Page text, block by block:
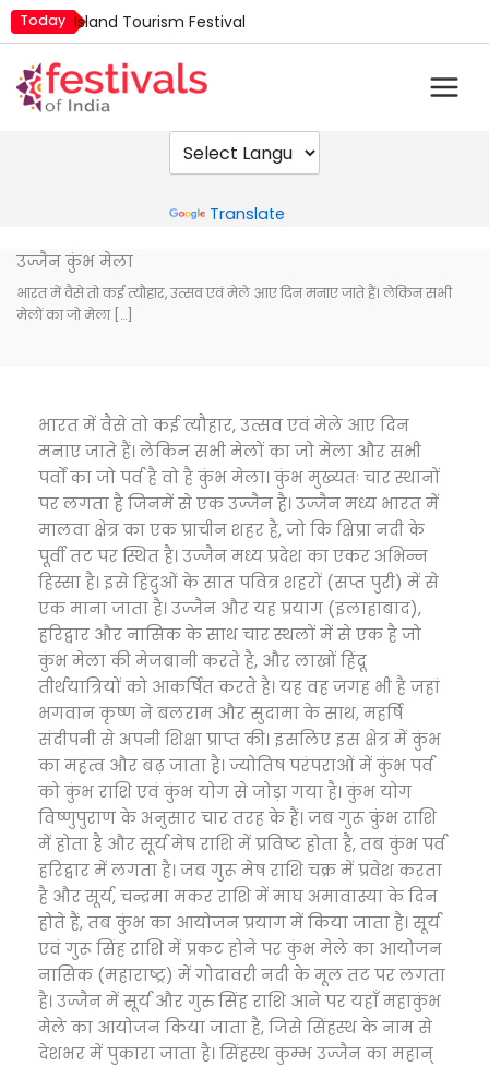
Skip
to
content
Today Island Tourism Festival
Kamika Ekadashi
Mim Kut
Nashik Kumbh Mela
Translate
उज्जैन कुंभ मेला
भारत में वैसे तो कई त्यौहार, उत्सव एवं मेले आए दिन मनाए जाते हैं। लेकिन सभी
मेलों का जो मेला […]
भारत में वैसे तो कई त्यौहार, उत्सव एवं मेले आए दिन
मनाए जाते हैं। लेकिन सभी मेलों का जो मेला और सभी
पर्वों का जो पर्व है वो है कुंभ मेला। कुंभ मुख्यतः चार स्थानों
पर लगता है जिनमें से एक उज्जैन है। उज्जैन मध्य भारत में
मालवा क्षेत्र का एक प्राचीन शहर है, जो कि क्षिप्रा नदी के
पूर्वी तट पर स्थित है। उज्जैन मध्य प्रदेश का एकर अभिन्न
हिस्सा है। इसे हिंदुओं के सात पवित्र शहरों (सप्त पुरी) में से
एक माना जाता है। उज्जैन और यह प्रयाग (इलाहाबाद),
हरिद्वार और नासिक के साथ चार स्थलों में से एक है जो
कुंभ मेला की मेजबानी करते है, और लाखों हिंदू
तीर्थयात्रियों को आकर्षित करते है। यह वह जगह भी है जहां
भगवान कृष्ण ने बलराम और सुदामा के साथ, महर्षि
संदीपनी से अपनी शिक्षा प्राप्त की। इसलिए इस क्षेत्र में कुंभ
का महत्व और बढ़ जाता है। ज्योतिष परंपराओं में कुंभ पर्व
को कुंभ राशि एवं कुंभ योग से जोड़ा गया है। कुंभ योग
विष्णुपुराण के अनुसार चार तरह के हैं। जब गुरू कुंभ राशि
में होता है और सूर्य मेष राशि में प्रविष्ट होता है, तब कुंभ पर्व
हरिद्वार में लगता है। जब गुरू मेष राशि चक्र में प्रवेश करता
है और सूर्य, चन्द्रमा मकर राशि में माघ अमावास्या के दिन
होते हैं, तब कुंभ का आयोजन प्रयाग में किया जाता है। सूर्य
एवं गुरू सिंह राशि में प्रकट होने पर कुंभ मेले का आयोजन
नासिक (महाराष्ट्र) में गोदावरी नदी के मूल तट पर लगता
है। उज्जैन में सूर्य और गुरु सिंह राशि आने पर यहाँ महाकुंभ
मेले का आयोजन किया जाता है, जिसे सिंहस्थ के नाम से
देशभर में पुकारा जाता है। सिंहस्थ कुम्भ उज्जैन का महान्